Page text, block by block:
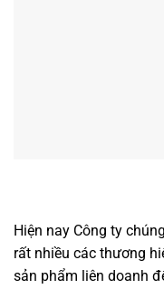
Hiện nay Công ty
rất nhiều các thương
sản phẩm liên doanh